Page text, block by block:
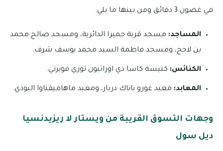
في غضون 3 دقائق ومن بينها ما يلي:
المساجد: مسجد قرية جميرا الدائرية، ومسجد صالح محمد
بن لاحج، ومسجد فاطمة السيد محمد يوسف شرف.
الكنائس: كنيسة كاسا دي اوراثيون توري فويرتي.
المعابد: معبد غورو ناناك دربار، ومعبد ماهاميفناوا البوذي.
وجهات التسوق القريبة من ويستار لا ريزيدنسيا
ديل سول